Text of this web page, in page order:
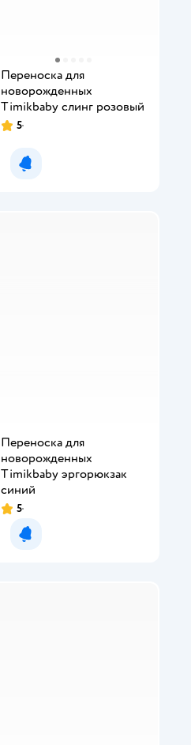
Переноска для
новорожденных
Timikbaby слинг розовый
Рейтинг:
5
Уведомить о появлении
Переноска для
новорожденных
Timikbaby эргорюкзак
синий
Рейтинг:
5
Уведомить о появлении